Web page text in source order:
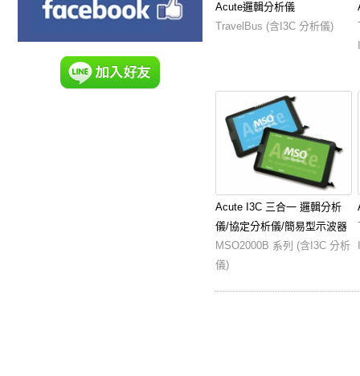
Acute邏輯分析儀
TravelBus (含I3C 分析儀)
Acute I3C 三合一 邏輯分析
儀/協定分析儀/簡易型示波器
MSO2000B 系列 (含I3C 分析
儀)